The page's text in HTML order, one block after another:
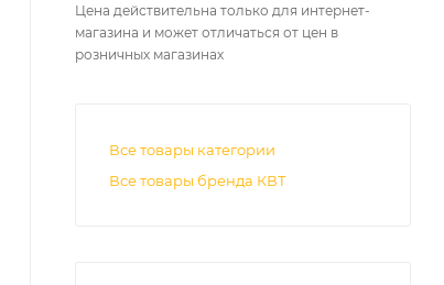
Цена действительна только для интернет-
магазина и может отличаться от цен в
розничных магазинах
Все товары категории
Все товары бренда КВТ